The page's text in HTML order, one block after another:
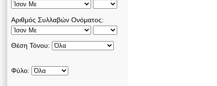
Αριθμός Συλλαβών Ονόματος:
Θέση Τόνου:
Φύλο: